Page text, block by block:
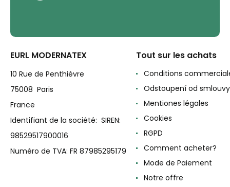
EURL MODERNATEX
10 Rue de Penthièvre
75008 Paris
France
Identifiant de la société: SIREN:
98529517900016
Numéro de TVA: FR 87985295179
Tout sur les achats
Conditions
Odstoupení od smlouvy
Mentiones légales
Cookies
RGPD
Comment acheter?
Mode de Paiement
Notre offre